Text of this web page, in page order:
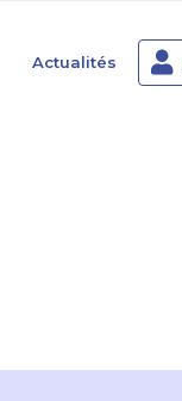
Actualités